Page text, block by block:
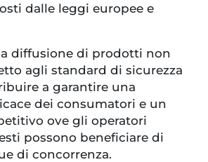
dalle leggi europee e
diffusione di prodotti non
agli standard di sicurezza
a garantire una
dei consumatori e un
ove gli operatori
possono beneficiare di
di concorrenza.